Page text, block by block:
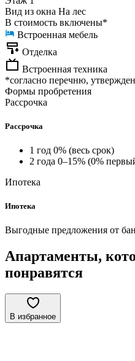
Вид из окна На лес
В стоимость включены*
Встроенная мебель
Отделка
Встроенная техника
*согласно перечню,
Формы пробретения
Рассрочка
Рассрочка
1 год 0% (весь срок)
2 года 0–15% (0%
Ипотека
Ипотека
Выгодные предложения от
Апартаменты,
понравятся
В избранное